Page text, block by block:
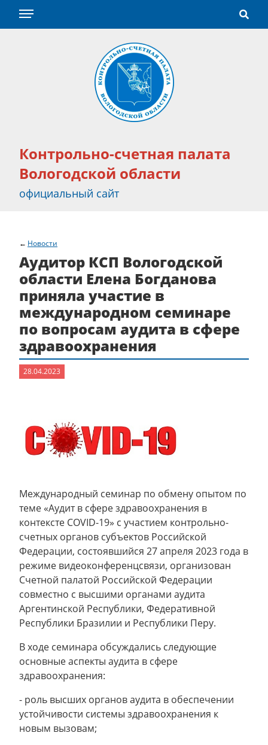
Контрольно-счетная палата
Вологодской области
официальный сайт
Новости
Аудитор КСП Вологодской
области Елена Богданова
приняла участие в
международном семинаре
по вопросам аудита в сфере
здравоохранения
28.04.2023
Международный семинар по обмену опытом по
теме «Аудит в сфере здравоохранения в
контексте COVID-19» с участием контрольно-
счетных органов субъектов Российской
Федерации, состоявшийся 27 апреля 2023 года в
режиме видеоконференцсвязи, организован
Счетной палатой Российской Федерации
совместно с высшими органами аудита
Аргентинской Республики, Федеративной
Республики Бразилии и Республики Перу.
В ходе семинара обсуждались следующие
основные аспекты аудита в сфере
здравоохранения:
- роль высших органов аудита в обеспечении
устойчивости системы здравоохранения к
новым вызовам;